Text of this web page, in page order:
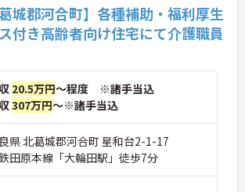
城郡河合町】各種補助・福利厚生
付き高齢者向け住宅にて介護職員
20.5万円～程度 ※諸手当込
307万円～※諸手当込
県 北葛城郡河合町 星和台2-1-17
田原本線「大輪田駅」徒歩7分